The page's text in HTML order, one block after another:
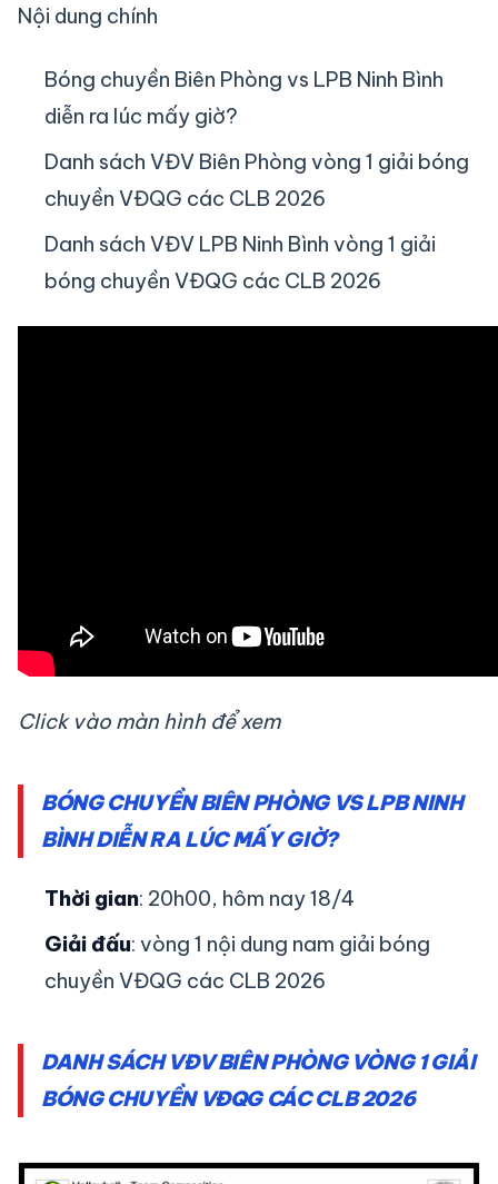
Nội dung chính
Bóng chuyền Biên Phòng vs LPB Ninh Bình
diễn ra lúc mấy giờ?
Danh sách VĐV Biên Phòng vòng 1 giải bóng
chuyền VĐQG các CLB 2026
Danh sách VĐV LPB Ninh Bình vòng 1 giải
bóng chuyền VĐQG các CLB 2026
Click vào màn hình để xem
BÓNG CHUYỀN BIÊN PHÒNG VS LPB NINH
BÌNH DIỄN RA LÚC MẤY GIỜ?
Thời gian: 20h00, hôm nay 18/4
Giải đấu: vòng 1 nội dung nam giải bóng
chuyền VĐQG các CLB 2026
DANH SÁCH VĐV BIÊN PHÒNG VÒNG 1 GIẢI
BÓNG CHUYỀN VĐQG CÁC CLB 2026